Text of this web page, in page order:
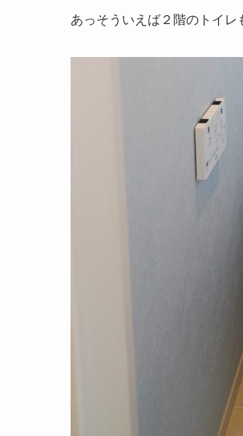
あっそういえば２階のトイレ